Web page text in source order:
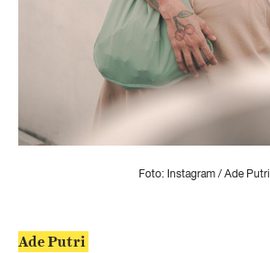
Foto: Instagram / Ade Putri
Ade Putri